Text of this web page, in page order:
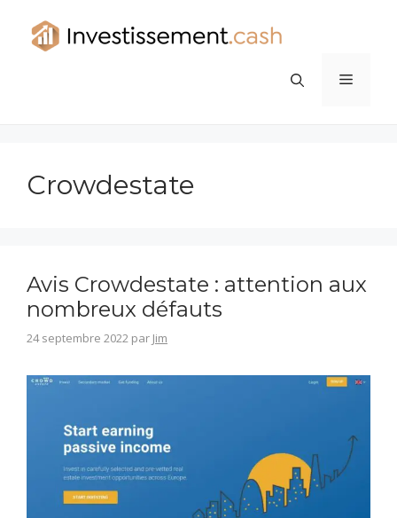
contenu
Menu
Crowdestate
Avis Crowdestate : attention aux
nombreux défauts
24 septembre 2022 par Jim